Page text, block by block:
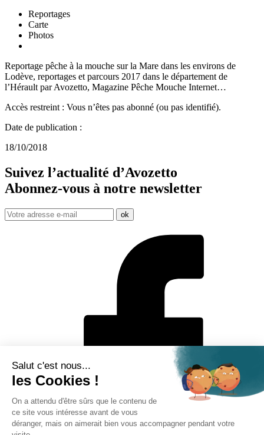
Reportages
Carte
Photos
Reportage pêche à la mouche sur la Mare dans les environs de
Lodève, reportages et parcours 2017 dans le département de
l’Hérault par Avozetto, Magazine Pêche Mouche Internet…
Accès restreint : Vous n’êtes pas abonné (ou pas identifié).
Date de publication :
18/10/2018
Suivez l’actualité d’Avozetto
Abonnez-vous à notre newsletter